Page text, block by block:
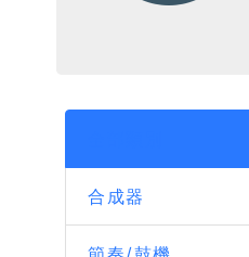
合成器